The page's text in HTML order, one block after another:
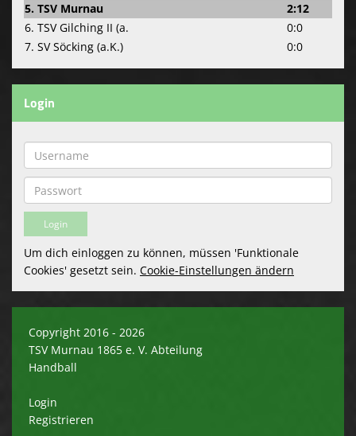
5. TSV Murnau
2:12
6. TSV Gilching II (a.
0:0
7. SV Söcking (a.K.)
0:0
Login
Um dich einloggen zu können, müssen 'Funktionale
Cookies' gesetzt sein. Cookie-Einstellungen ändern
Copyright 2016 - 2026
TSV Murnau 1865 e. V. Abteilung
Handball
Login
Registrieren